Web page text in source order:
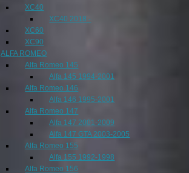
XC40
XC40 2018 -
XC60
XC90
ALFA ROMEO
Alfa Romeo 145
Alfa 145 1994-2001
Alfa Romeo 146
Alfa 146 1995-2001
Alfa Romeo 147
Alfa 147 2001-2009
Alfa 147 GTA 2003-2005
Alfa Romeo 155
Alfa 155 1992-1998
Alfa Romeo 156